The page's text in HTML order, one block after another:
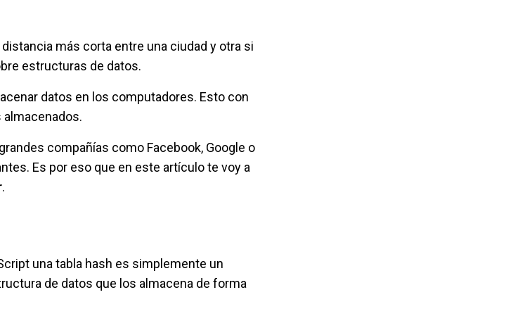
más corta entre una ciudad y otra si
estructuras de datos.
datos en los computadores. Esto con
compañías como Facebook, Google o
Es por eso que en este artículo te voy a
.
una tabla hash es simplemente un
de datos que los almacena de forma